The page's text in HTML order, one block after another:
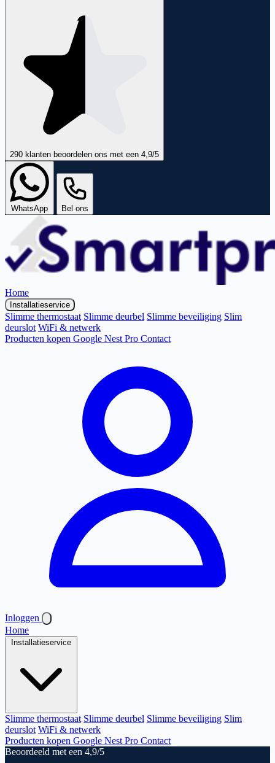
290 klanten beoordelen ons met een 4,9/5
WhatsApp Bel ons
Home
Installatieservice
Slimme thermostaat Slimme deurbel Slimme beveiliging Slim
deurslot WiFi & netwerk
Producten kopen Google Nest Pro Contact
Inloggen
Home
Installatieservice
Slimme thermostaat Slimme deurbel Slimme beveiliging Slim
deurslot WiFi & netwerk
Producten kopen Google Nest Pro Contact
Beoordeeld met een 4,9/5